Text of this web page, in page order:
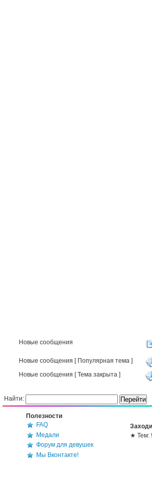
Новые сообщения
Новые сообщения [ Популярная тема ]
Новые сообщения [ Тема закрыта ]
Найти:
Полезности
FAQ
Медали
Форум для девушек
Мы Вконтакте!
★ Тем: